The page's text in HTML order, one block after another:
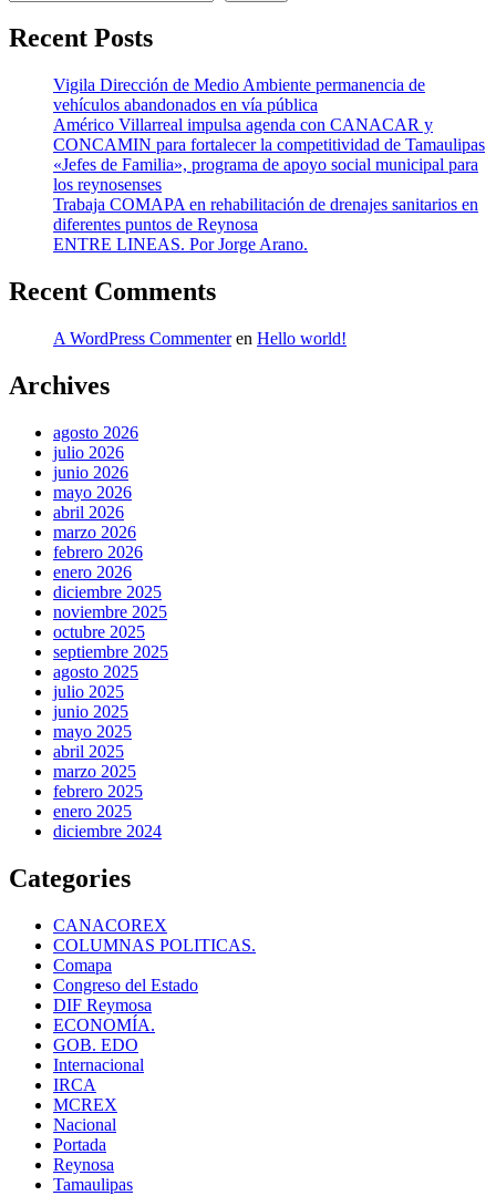
Recent Posts
Vigila Dirección de Medio Ambiente permanencia de
vehículos abandonados en vía pública
Américo Villarreal impulsa agenda con CANACAR y
CONCAMIN para fortalecer la competitividad de Tamaulipas
«Jefes de Familia», programa de apoyo social municipal para
los reynosenses
Trabaja COMAPA en rehabilitación de drenajes sanitarios en
diferentes puntos de Reynosa
ENTRE LINEAS. Por Jorge Arano.
Recent Comments
A WordPress Commenteren Hello world!
Archives
agosto 2026
julio 2026
junio 2026
mayo 2026
abril 2026
marzo 2026
febrero 2026
enero 2026
diciembre 2025
noviembre 2025
octubre 2025
septiembre 2025
agosto 2025
julio 2025
junio 2025
mayo 2025
abril 2025
marzo 2025
febrero 2025
enero 2025
diciembre 2024
Categories
CANACOREX
COLUMNAS POLITICAS.
Comapa
Congreso del Estado
DIF Reymosa
ECONOMÍA.
GOB. EDO
Internacional
IRCA
MCREX
Nacional
Portada
Reynosa
Tamaulipas